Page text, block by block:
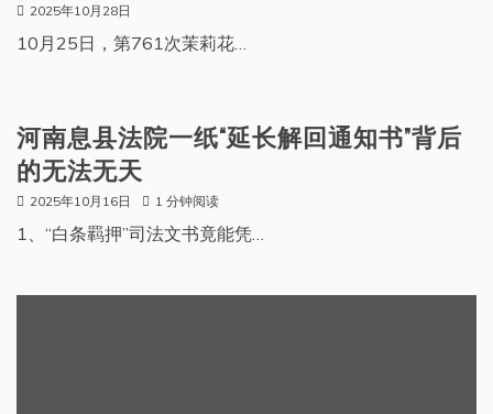
2025年10月28日
10月25日，第761次茉莉花…
河南息县法院一纸“延长解回通知书”背后
的无法无天
2025年10月16日 1 分钟阅读
1、“白条羁押”司法文书竟能凭…